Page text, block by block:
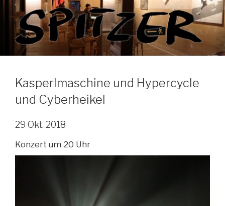
Zum
Inhalt
springen
Kasperlmaschine und Hypercycle
und Cyberheikel
29 Okt. 2018
Konzert um 20 Uhr